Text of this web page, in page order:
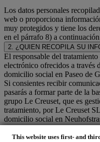
This website uses first- and
Los datos personales
web o proporciona
muy protegidos y tiene los
en el párrafo 8) a
2. ¿QUIEN RECOPILA SU
El responsable del
electrónico ofrecidos a través
domicilio social en Paseo de
Si consientes recibir
pasarás a formar parte de la
grupo Le Creuset, que es
tratamiento, por Le Creuset
domicilio social en
designado como
número de IVA B62153630,